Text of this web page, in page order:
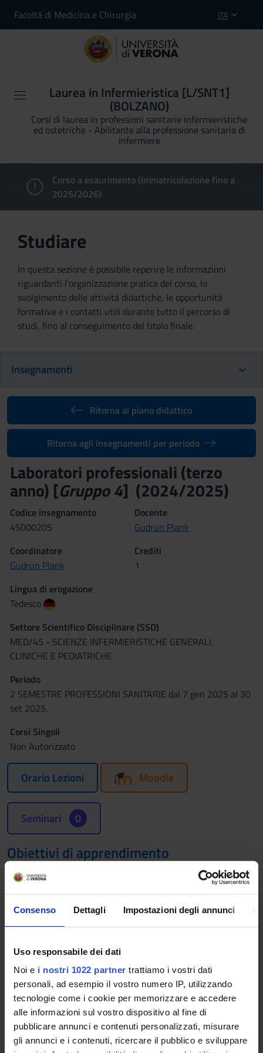
Consenso Dettagli Impostazioni degli annunci
Uso responsabile dei dati
Noi e i nostri 1022 partner trattiamo i vostri dati
personali, ad esempio il vostro numero IP, utilizzando
tecnologie come i cookie per memorizzare e accedere
alle informazioni sul vostro dispositivo al fine di
pubblicare annunci e contenuti personalizzati, misurare
gli annunci e i contenuti, ricercare il pubblico e sviluppare
Facoltà di Medicina e Chirurgia ITA
Laurea in Infermieristica [L/SNT1]
(BOLZANO)
Corsi di laurea in professioni sanitarie infermieristiche
ed ostetriche - Abilitante alla professione sanitaria di
Infermiere
Corso a esaurimento (Immatricolazione fino a
2025/2026)
Studiare
In questa sezione è possibile reperire le informazioni
riguardanti l'organizzazione pratica del corso, lo
svolgimento delle attività didattiche, le opportunità
formative e i contatti utili durante tutto il percorso di
studi, fino al conseguimento del titolo finale.
Insegnamenti
Ritorna al piano didattico
Ritorna agli insegnamenti per periodo
Laboratori professionali (terzo
anno) [Gruppo 4] (2024/2025)
Codice insegnamento
4S000205
Docente
Gudrun Plank
Coordinatore
Gudrun Plank
Crediti
1
Lingua di erogazione
Tedesco
Settore Scientifico Disciplinare (SSD)
MED/45 - SCIENZE INFERMIERISTICHE GENERALI,
CLINICHE E PEDIATRICHE
Periodo
2 SEMESTRE PROFESSIONI SANITARIE dal 7 gen 2025 al 30
set 2025.
Corsi Singoli
Non Autorizzato
Orario Lezioni Moodle
Seminari 0
Obiettivi di apprendimento
Far acquisire allo studente abilità tecnico-pratiche, relazionali,
di problem-solving ed organizzative in contesti protetti, prima
ridurre l’impatto emotivo che deriva dal provarsi in situazioni
reali e garantire eticità e sicurezza ai pazienti. Per tali motivi i
indispensabile per l’attività di tirocinio.Il laboratorio
professionale offre l’opportunità allo studente di allenarsi
nell’applicare i principi teorici alla pratica clinica.
Prerequisiti e nozioni di base
aver frequentato la docenza di educazione terapeutica